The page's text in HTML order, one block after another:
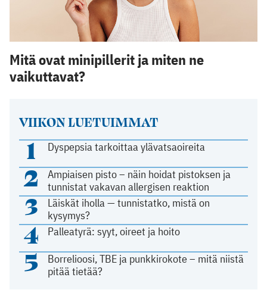
VIIKON LUETUIMMAT
1 Dyspepsia tarkoittaa ylävatsaoireita
2
Ampiaisen pisto – näin hoidat pistoksen ja
tunnistat vakavan allergisen reaktion
3
Läiskät iholla — tunnistatko, mistä on
kysymys?
4 Palleatyrä: syyt, oireet ja hoito
5
Borrelioosi, TBE ja punkkirokote – mitä niistä
pitää tietää?
Mitä ovat minipillerit ja miten ne
vaikuttavat?